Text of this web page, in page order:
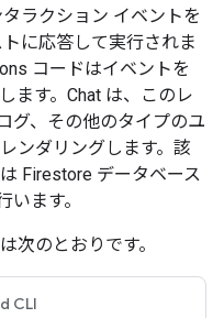
ラクション イベントを
に応答して実行されま
コードはイベントを
ます。Chat は、このレ
グ、その他のタイプのユ
ンダリングします。該
Firestore データベース
ます。
次のとおりです。
CLI